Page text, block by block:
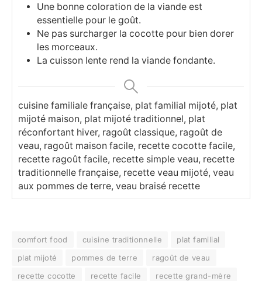
Une bonne coloration de la viande est
essentielle pour le goût.
Ne pas surcharger la cocotte pour bien dorer
les morceaux.
La cuisson lente rend la viande fondante.
cuisine familiale française, plat familial mijoté, plat
mijoté maison, plat mijoté traditionnel, plat
réconfortant hiver, ragoût classique, ragoût de
veau, ragoût maison facile, recette cocotte facile,
recette ragoût facile, recette simple veau, recette
traditionnelle française, recette veau mijoté, veau
aux pommes de terre, veau braisé recette
comfort food cuisine traditionnelle
plat familial
plat mijoté
pommes de terre
ragoût de veau
recette cocotte
recette facile
recette grand-mère